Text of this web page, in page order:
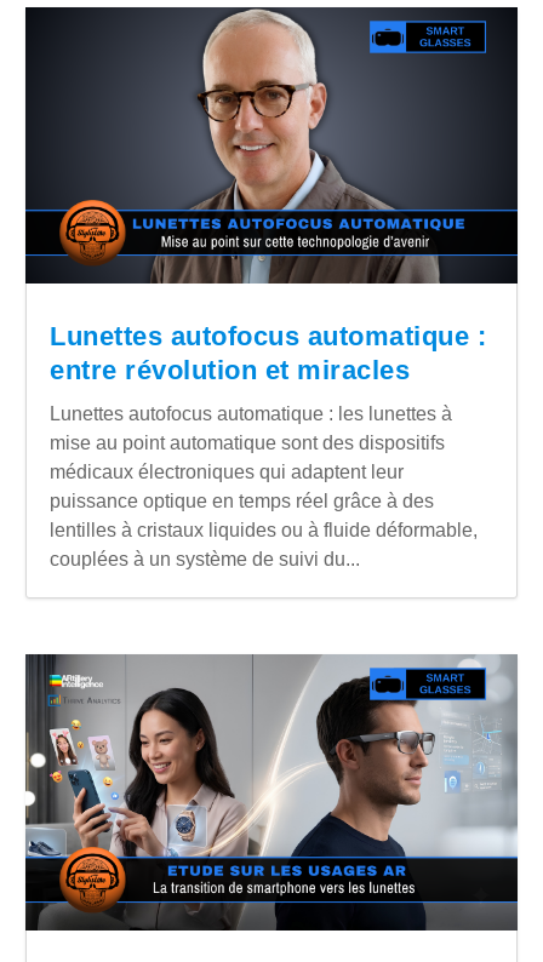
Lunettes autofocus automatique :
entre révolution et miracles
Lunettes autofocus automatique : les lunettes à
mise au point automatique sont des dispositifs
médicaux électroniques qui adaptent leur
puissance optique en temps réel grâce à des
lentilles à cristaux liquides ou à fluide déformable,
couplées à un système de suivi du...